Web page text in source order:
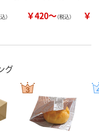
） ￥420～（税込） ￥
グ